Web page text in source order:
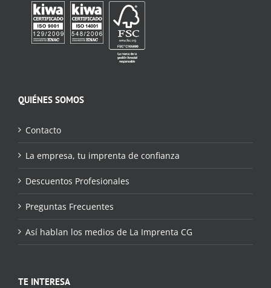
QUIÉNES SOMOS
Contacto
La empresa, tu imprenta de confianza
Descuentos Profesionales
Preguntas Frecuentes
Así hablan los medios de La Imprenta CG
TE INTERESA